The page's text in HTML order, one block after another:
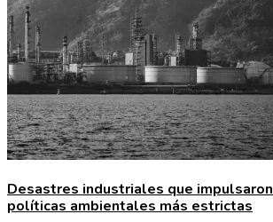
Desastres industriales que impulsaron
políticas ambientales más estrictas